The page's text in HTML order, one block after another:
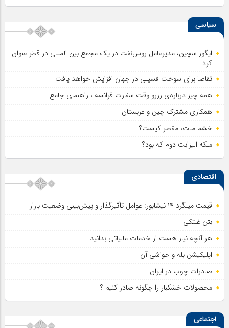
سیاسی
ایگور سچین، مدیرعامل روس‌نفت در یک مجمع بین المللی در قطر عنوان
کرد
تقاضا برای سوخت فسیلی در جهان افزایش خواهد یافت
همه چیز درباره‌ی رزرو وقت سفارت فرانسه ، راهنمای جامع
همکاری مشترک چین و عربستان
خشم ملت، مقصر کیست؟
ملکه الیزابت دوم که بود؟
اقتصادی
قیمت میلگرد ۱۴ نیشابور: عوامل تأثیرگذار و پیش‌بینی وضعیت بازار
بتن غلتکی
هر آنچه نیاز هست از خدمات مالیاتی بدانید
اپلیکیشن بله و حواشی آن
صادرات چوب در ایران
محصولات خشکبار را چگونه صادر کنیم ؟
اجتماعی